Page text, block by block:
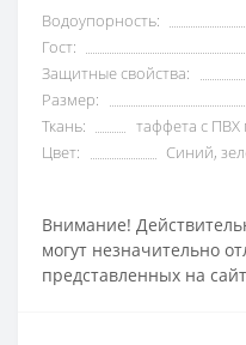
Водоупорность:
Гост:
Защитные свойства:
Размер:
Ткань:
таффета с
Цвет:
Синий,
Внимание!
могут незначительно
представленных на